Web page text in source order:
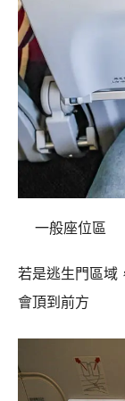
一般座位區
若是逃生門區域
會頂到前方